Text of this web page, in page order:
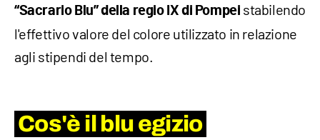
“Sacrario Blu” della regio IX di Pompei stabilendo
l'effettivo valore del colore utilizzato in relazione
agli stipendi del tempo.
Cos'è il blu egizio